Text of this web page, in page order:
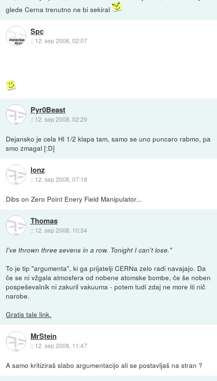
glede Cerna trenutno ne bi sekiral
Spc
:: 12. sep 2008, 02:07
Pyr0Beast
:: 12. sep 2008, 02:29
Dejansko je cela Hl 1/2 klapa tam, samo se uno puncaro rabmo, pa
smo zmagal [:D]
lonz
:: 12. sep 2008, 07:18
Dibs on Zero Point Enery Field Manipulator...
Thomas
:: 12. sep 2008, 10:34
I've thrown three sevens in a row. Tonight I can't lose."
To je tip "argumenta", ki ga prijatelji CERNa zelo radi navajajo. Da
če se ni vžgala atmosfera od nobene atomske bombe, če še noben
pospeševalnik ni zakuril vakuuma - potem tudi zdaj ne more iti nič
narobe.
Gratis tale link.
MrStein
:: 12. sep 2008, 11:47
A samo kritiziraš slabo argumentacijo ali se postavljaš na stran ?